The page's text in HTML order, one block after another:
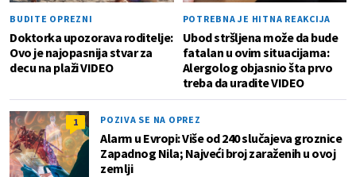
BUDITE OPREZNI
Doktorka upozorava roditelje:
Ovo je najopasnija stvar za
decu na plaži VIDEO
POTREBNA JE HITNA REAKCIJA
Ubod stršljena može da bude
fatalan u ovim situacijama:
Alergolog objasnio šta prvo
treba da uradite VIDEO
1 POZIVA SE NA OPREZ
Alarm u Evropi: Više od 240 slučajeva groznice
Zapadnog Nila; Najveći broj zaraženih u ovoj
zemlji